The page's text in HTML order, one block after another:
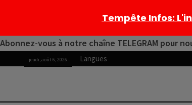
Abonnez-vous à notre chaîne TELEGRAM pour
jeudi, août 6, 2026 Langues
Tempête Infos: